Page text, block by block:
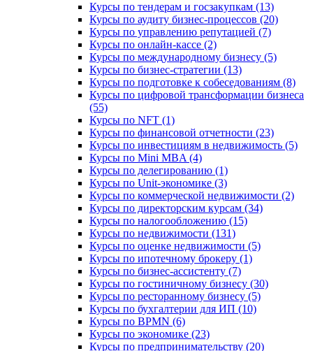
Курсы по тендерам и госзакупкам (13)
Курсы по аудиту бизнес-процессов (20)
Курсы по управлению репутацией (7)
Курсы по онлайн-кассе (2)
Курсы по международному бизнесу (5)
Курсы по бизнес-стратегии (13)
Курсы по подготовке к собеседованиям (8)
Курсы по цифровой трансформации бизнеса
(55)
Курсы по NFT (1)
Курсы по финансовой отчетности (23)
Курсы по инвестициям в недвижимость (5)
Курсы по Mini MBA (4)
Курсы по делегированию (1)
Курсы по Unit-экономике (3)
Курсы по коммерческой недвижимости (2)
Курсы по директорским курсам (34)
Курсы по налогообложению (15)
Курсы по недвижимости (131)
Курсы по оценке недвижимости (5)
Курсы по ипотечному брокеру (1)
Курсы по бизнес-ассистенту (7)
Курсы по гостиничному бизнесу (30)
Курсы по ресторанному бизнесу (5)
Курсы по бухгалтерии для ИП (10)
Курсы по BPMN (6)
Курсы по экономике (23)
Курсы по предпринимательству (20)